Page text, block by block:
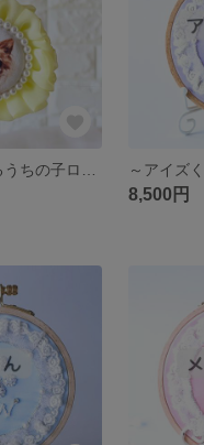
8,500円